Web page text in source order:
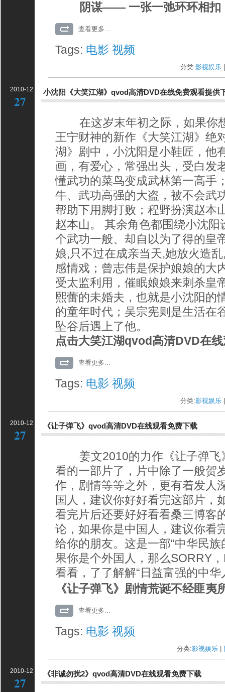
阴谋—— 一张一弛环环相扣
查看更多...
Tags: 电影 视频
分类:影视娱乐
2010-12
27
小沈阳《大笑江湖》qvod高清DVD在线免费观看提供
在这岁末年初之际，如果你
王宁财神的新作《大笑江湖》绝
湖》剧中，小沈阳是小鞋匠，他
画，有爱心，常强出头，受白发
懂武功的菜鸟变成武林第一高手
牛、武功高强的大盗，被不会武
帮助下用脚打败；程野扮演赵本
赵本山。 其余角色都围绕小沈
个武功一般、却自以为了得的皇
娘,只不过在成亲当天,她放火造
感情戏；曾志伟是保护娘娘的大
受太监利用，催眠娘娘来刺杀皇
熙蕾的未婚夫，也就是小沈阳的
的童年时代；吴宗宪则是生活在
坠谷后遇上了他。
点击大笑江湖qvod高清DVD在
查看更多...
Tags: 电影 视频
分类:影视娱乐
2010-12
27
《让子弹飞》qvod高清DVD在线观看免费下载
姜文2010的力作《让子弹飞
看的一部片了，片中除了一般贺
作，剧情等等之外，更有着发人
国人，建议你好好看完这部片，
看完片后还要好好看看桑三博客
论，如果你是中国人，建议你看
给你的朋友。这是一部“中华民
果你是个外国人，那么SORRY
看看，了了解解“日益富强的中华
《让子弹飞》剧情荒诞不经匪夷
查看更多...
Tags: 电影 视频
分类:影视娱乐
2010-12
27
《非诚勿扰2》qvod高清DVD在线观看免费下载